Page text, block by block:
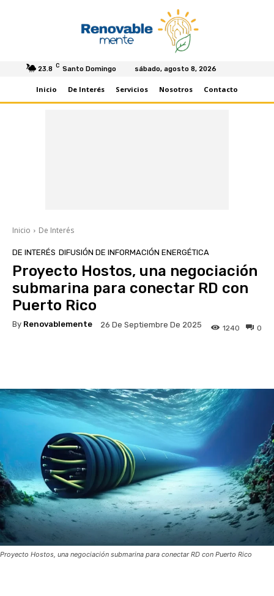
23.8 C Santo Domingo sábado, agosto 8, 2026
Inicio De Interés Servicios Nosotros Contacto
Inicio De Interés
DE INTERÉS DIFUSIÓN DE INFORMACIÓN ENERGÉTICA
Proyecto Hostos, una negociación
submarina para conectar RD con
Puerto Rico
By Renovablemente 26 De Septiembre De 2025 0
1240
Proyecto Hostos, una negociación submarina para conectar RD con Puerto Rico